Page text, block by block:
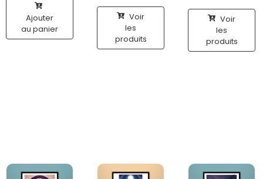
Ajouter
au panier
Voir
les
produits
Voir
les
produits